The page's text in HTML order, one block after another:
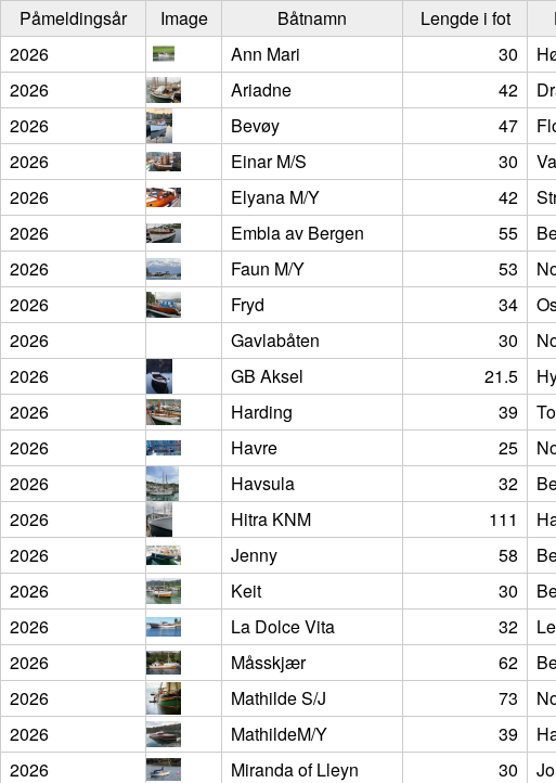
Påmeldingsår Image Båtnamn Lengde i fot
2026
Ann Mari 30
2026
Ariadne 42
2026
Bevøy 47
2026
Einar M/S 30
2026
Elyana M/Y 42
2026
Embla av Bergen 55
2026
Faun M/Y 53
2026
Fryd 34
2026
Gavlabåten 30
2026
GB Aksel 21.5
2026
Harding 39
2026
Havre 25
2026
Havsula 32
2026
Hitra KNM 111
2026
Jenny 58
2026
Keit 30
2026
La Dolce Vita 32
2026
Måsskjær 62
2026
Mathilde S/J 73
2026
MathildeM/Y 39
2026
Miranda of Lleyn 30